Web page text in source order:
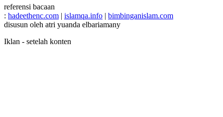
referensi bacaan
: hadeethenc.com | islamqa.info | bimbinganislam.com
disusun oleh atri yuanda elbariamany
Iklan - setelah konten